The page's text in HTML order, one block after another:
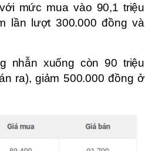
mức mua vào 90,1 triệu
lần lượt 300.000 đồng và
nhẫn xuống còn 90 triệu
ra), giảm 500.000 đồng ở